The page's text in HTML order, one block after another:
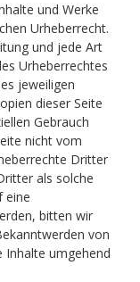
und Werke
Urheberrecht.
und jede Art
Urheberrechtes
jeweiligen
dieser Seite
Gebrauch
nicht vom
Dritter
als solche
eine
bitten wir
von
Inhalte umgehend